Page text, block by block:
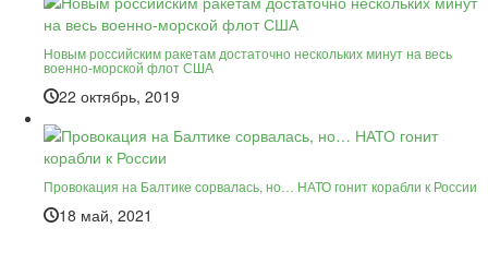
Новым российским ракетам достаточно нескольких минут на весь
военно-морской флот США
22 октябрь, 2019
Провокация на Балтике сорвалась, но… НАТО гонит корабли к России
18 май, 2021